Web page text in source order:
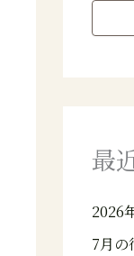
最
2026
7月